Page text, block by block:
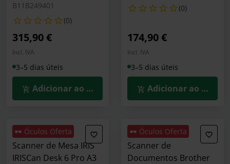
B11B249401
(0)
315,90 €
Incl. IVA
3–5 dias úteis
Adicionar ao Carrinho
(0)
174,90 €
Incl. IVA
3–5 dias úteis
Adicionar ao
🕶️ Óculos Oferta
Scanner de Mesa IRIS
IRISCan Desk 6 Pro A3
🕶️ Óculos Oferta
Scanner de
Documentos Brother